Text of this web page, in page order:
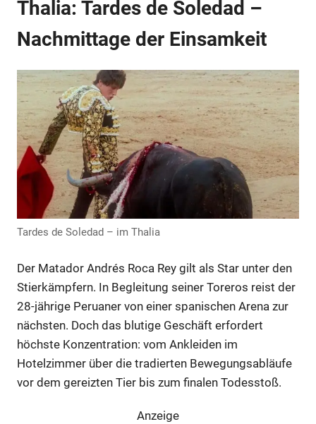
Thalia: Tardes de Soledad –
Nachmittage der Einsamkeit
Tardes de Soledad – im Thalia
Der Matador Andrés Roca Rey gilt als Star unter den
Stierkämpfern. In Begleitung seiner Toreros reist der
28-jährige Peruaner von einer spanischen Arena zur
nächsten. Doch das blutige Geschäft erfordert
höchste Konzentration: vom Ankleiden im
Hotelzimmer über die tradierten Bewegungsabläufe
vor dem gereizten Tier bis zum finalen Todesstoß.
Anzeige